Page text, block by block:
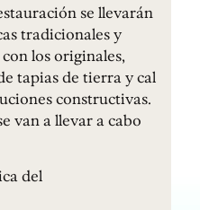
se llevarán
tradicionales y
los originales,
tapias de tierra y cal
constructivas.
van a llevar a cabo
del